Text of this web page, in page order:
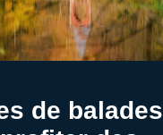
de balades